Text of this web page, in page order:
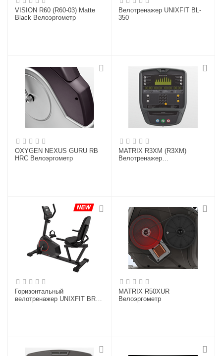
VISION R60 (R60-03) Matte
Black Велоэргометр
Велотренажер UNIXFIT BL-
350
OXYGEN NEXUS GURU RB
HRC Велоэргометр
MATRIX R3XM (R3XM)
Велотренажер
Горизонтальный
велотренажер UNIXFIT BR-
MATRIX R50XUR
Велоэргометр